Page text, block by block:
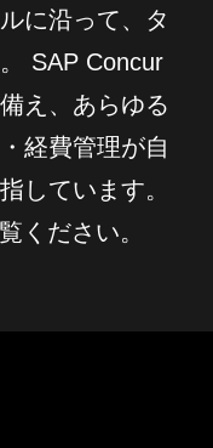
に沿って、タ
SAP Concur
え、あらゆる
経費管理が自
しています。
ください。